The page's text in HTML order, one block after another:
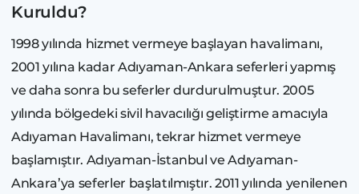
Kuruldu?
1998 yılında hizmet vermeye başlayan havalimanı,
2001 yılına kadar Adıyaman-Ankara seferleri yapmış
ve daha sonra bu seferler durdurulmuştur. 2005
yılında bölgedeki sivil havacılığı geliştirme amacıyla
Adıyaman Havalimanı, tekrar hizmet vermeye
başlamıştır. Adıyaman-İstanbul ve Adıyaman-
Ankara’ya seferler başlatılmıştır. 2011 yılında yenilenen